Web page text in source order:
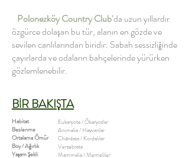
Polonezköy Country Club’da uzun yıllardır
özgürce dolaşan bu tür, alanın en gözde ve
sevilen canlılarından biridir. Sabah sessizliğinde
çayırlarda ve odaların bahçelerinde yürürken
gözlemlenebilir.
BİR BAKIŞTA
Eukaryota / Ökaryotlar
Animalia / Hayvanlar
Chordata / Kordalılar
Vertebrata
Mammalia / Memeliler
Habitat
Beslenme
Ortalama Ömür :
Boy / Ağırlık
Yaşam Şekli